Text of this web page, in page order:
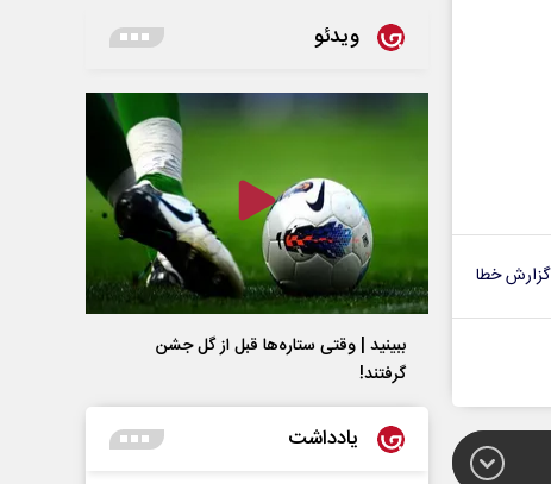
گزارش خطا
ویدئو
ببینید | وقتی ستاره‌ها قبل از گل جشن
گرفتند!
یادداشت